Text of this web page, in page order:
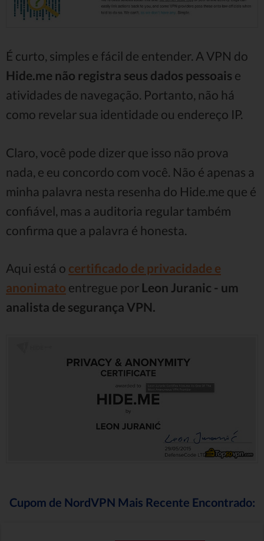
É curto, simples e fácil de entender. A VPN do
Hide.me não registra seus dados pessoais e
atividades de navegação. Portanto, não há
como revelar sua identidade ou endereço IP.
Claro, você pode dizer que isso não prova
nada, e eu concordo com você. Não é apenas a
minha palavra nesta resenha do Hide.me que é
confiável, mas a auditoria regular também
confirma que a palavra é honesta.
Aqui está o certificado de privacidade e
anonimato entregue por Leon Juranic - um
analista de segurança VPN.
Cupom de NordVPN Mais Recente Encontrado: